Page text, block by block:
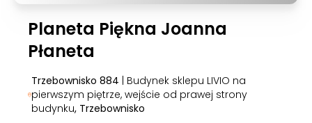
Planeta Piękna Joanna
Płaneta
Trzebownisko 884 | Budynek sklepu LIVIO na
pierwszym piętrze, wejście od prawej strony
budynku, Trzebownisko